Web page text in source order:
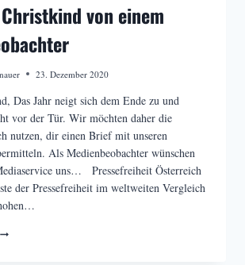
von einem
23. Dezember 2020
Das Jahr neigt sich dem Ende zu und
vor der Tür. Wir möchten daher die
nutzen, dir einen Brief mit unseren
Als Medienbeobachter wünschen
uns… Pressefreiheit Österreich
der Pressefreiheit im weltweiten Vergleich